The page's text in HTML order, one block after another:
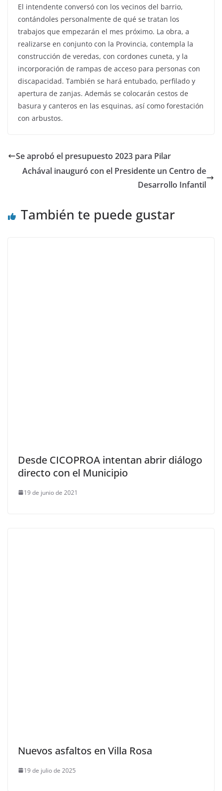
El intendente conversó con los vecinos del barrio,
contándoles personalmente de qué se tratan los
trabajos que empezarán el mes próximo. La obra, a
realizarse en conjunto con la Provincia, contempla la
construcción de veredas, con cordones cuneta, y la
incorporación de rampas de acceso para personas con
discapacidad. También se hará entubado, perfilado y
apertura de zanjas. Además se colocarán cestos de
basura y canteros en las esquinas, así como forestación
con arbustos.
Se aprobó el presupuesto 2023 para Pilar
Achával inauguró con el Presidente un Centro de
Desarrollo Infantil
También te puede gustar
Desde CICOPROA intentan abrir diálogo
directo con el Municipio
19 de junio de 2021
Nuevos asfaltos en Villa Rosa
19 de julio de 2025